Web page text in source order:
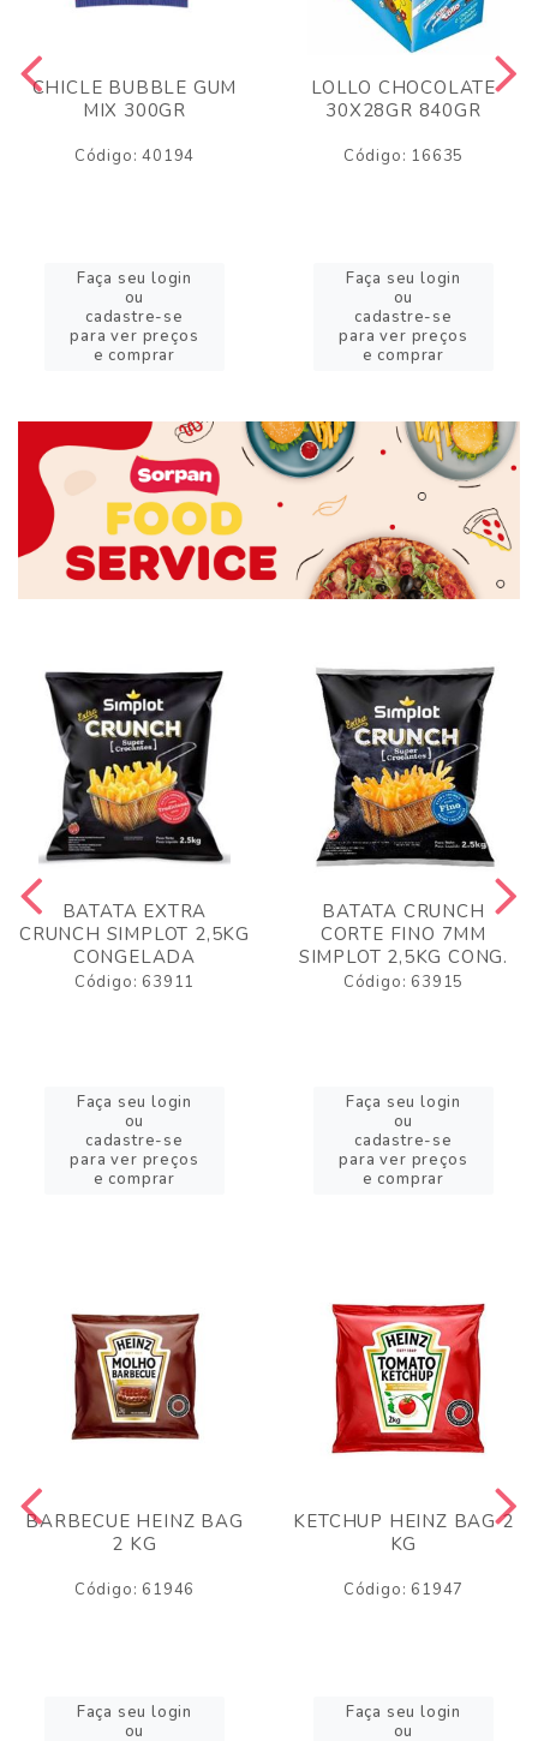
CHICLE BUBBLE GUM
MIX 300GR
Código: 40194
Faça seu login
ou
cadastre-se
para ver preços
e comprar
LOLLO CHOCOLATE
30X28GR 840GR
Código: 16635
Faça seu login
ou
cadastre-se
para ver preços
e comprar
BATATA EXTRA
CRUNCH SIMPLOT 2,5KG
CONGELADA
Código: 63911
Faça seu login
ou
cadastre-se
para ver preços
e comprar
BATATA CRUNCH
CORTE FINO 7MM
SIMPLOT 2,5KG CONG.
Código: 63915
Faça seu login
ou
cadastre-se
para ver preços
e comprar
BARBECUE HEINZ BAG
2 KG
Código: 61946
Faça seu login
ou
KETCHUP HEINZ BAG 2
KG
Código: 61947
Faça seu login
ou